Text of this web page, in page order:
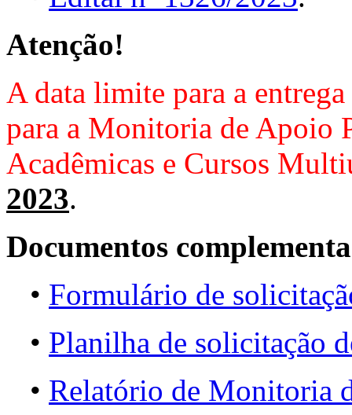
Atenção!
A data limite para a
para a Monitoria de Apoio
Acadêmicas e Cursos
2023.
Documentos
• Formulário de
• Planilha de solicitação
• Relatório de Monitoria